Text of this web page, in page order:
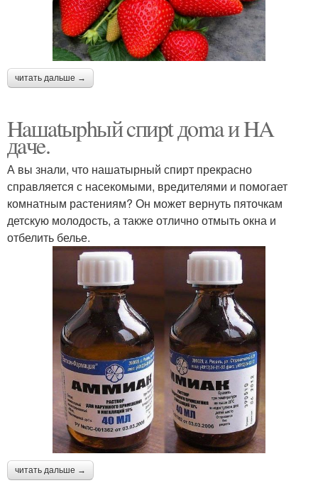
читать дальше →
Haшatыphый cпиpt дoma и HA
дaчe.
А вы знали, что нашатырный спирт прекрасно
справляется с насекомыми, вредителями и помогает
комнатным растениям? Он может вернуть пяточкам
детскую молодость, а также отлично отмыть окна и
отбелить белье.
читать дальше →